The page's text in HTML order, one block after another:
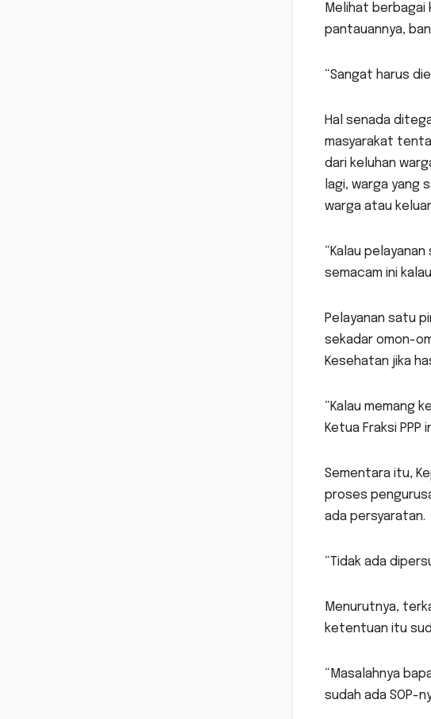
Melihat berbagai
pantauannya,
“Sangat harus
Hal senada
masyarakat
dari keluhan
lagi, warga yang
warga atau
“Kalau
semacam ini
Pelayanan satu
sekadar omon-
Kesehatan jika
“Kalau memang
Ketua Fraksi PPP
Sementara itu,
proses
ada persyaratan.
“Tidak ada
Menurutnya,
ketentuan itu
“Masalahnya
sudah ada SOP-